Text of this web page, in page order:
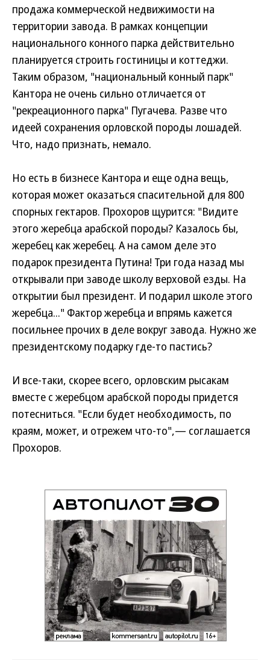
продажа коммерческой недвижимости на
территории завода. В рамках концепции
национального конного парка действительно
планируется строить гостиницы и коттеджи.
Таким образом, "национальный конный парк"
Кантора не очень сильно отличается от
"рекреационного парка" Пугачева. Разве что
идеей сохранения орловской породы лошадей.
Что, надо признать, немало.
Но есть в бизнесе Кантора и еще одна вещь,
которая может оказаться спасительной для 800
спорных гектаров. Прохоров щурится: "Видите
этого жеребца арабской породы? Казалось бы,
жеребец как жеребец. А на самом деле это
подарок президента Путина! Три года назад мы
открывали при заводе школу верховой езды. На
открытии был президент. И подарил школе этого
жеребца..." Фактор жеребца и впрямь кажется
посильнее прочих в деле вокруг завода. Нужно же
президентскому подарку где-то пастись?
И все-таки, скорее всего, орловским рысакам
вместе с жеребцом арабской породы придется
потесниться. "Если будет необходимость, по
краям, может, и отрежем что-то",— соглашается
Прохоров.